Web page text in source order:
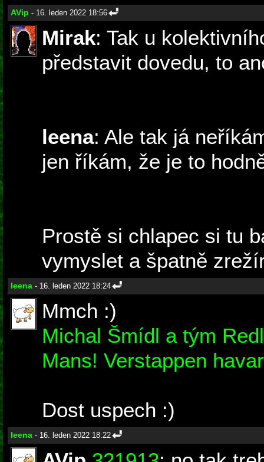
AVip - 16. leden 2022 18:56
Mirak: Tak u
představit dovedu, to
leena: Ale tak já
jen říkám, že je to
Prostě si chlapec si tu
vymyslet a špatně
leena - 16. leden 2022 18:24
Mmch :)
Michal Šmídl a tým
Mans! Verstappen
Dost uspech :)
leena - 16. leden 2022 18:22